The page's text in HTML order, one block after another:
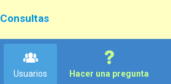
Consultas
Usuarios Hacer una pregunta